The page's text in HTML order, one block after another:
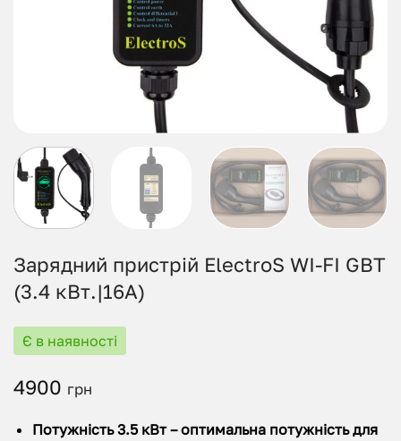
Зарядний пристрій ElectroS WI-FI GBT
(3.4 кВт.|16А)
Є в наявності
4900 грн
Потужність 3.5 кВт – оптимальна потужність для